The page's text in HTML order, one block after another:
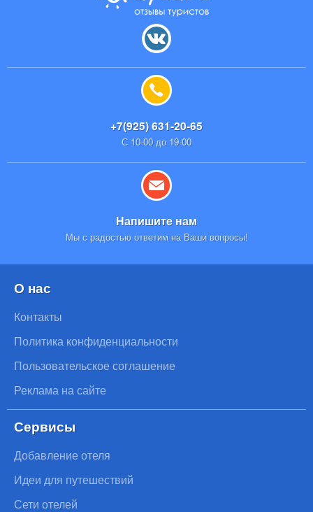
+7(925) 631-20-65
С 10-00 до 19-00
Напишите нам
Мы с радостью ответим на Ваши вопросы!
О нас
Контакты
Политика конфиденциальности
Пользовательское соглашение
Реклама на сайте
Сервисы
Добавление отеля
Идеи для путешествий
Сети отелей